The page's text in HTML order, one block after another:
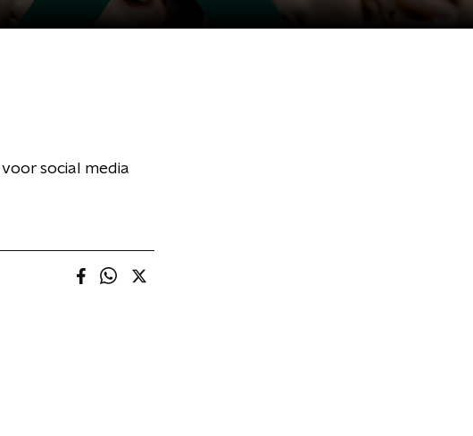
voor social media